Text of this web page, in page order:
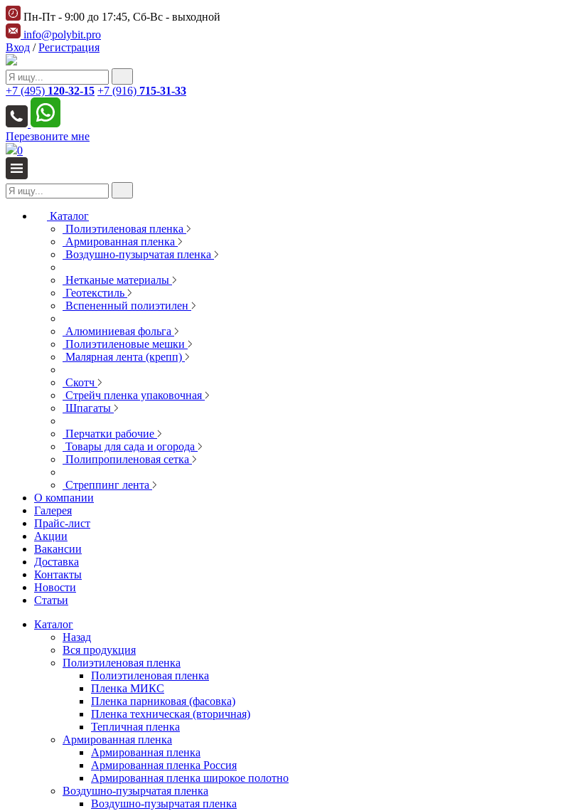
Пн-Пт - 9:00 до 17:45, Сб-Вс - выходной
info@polybit.pro
Вход /Регистрация
+7 (495) 120-32-15 +7 (916) 715-31-33
Перезвоните мне
0
Каталог
Полиэтиленовая пленка
Армированная пленка
Воздушно-пузырчатая пленка
Нетканые материалы
Геотекстиль
Вспененный полиэтилен
Алюминиевая фольга
Полиэтиленовые мешки
Малярная лента (крепп)
Скотч
Стрейч пленка упаковочная
Шпагаты
Перчатки рабочие
Товары для сада и огорода
Полипропиленовая сетка
Стреппинг лента
О компании
Галерея
Прайс-лист
Акции
Вакансии
Доставка
Контакты
Новости
Статьи
Каталог
Назад
Вся продукция
Полиэтиленовая пленка
Полиэтиленовая пленка
Пленка МИКС
Пленка парниковая (фасовка)
Пленка техническая (вторичная)
Тепличная пленка
Армированная пленка
Армированная пленка
Армированная пленка Россия
Армированная пленка широкое полотно
Воздушно-пузырчатая пленка
Воздушно-пузырчатая пленка